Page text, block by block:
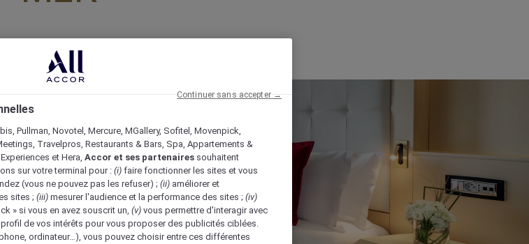
Pullman, Novotel, Mercure, MGallery, Sofitel, Movenpick,
Travelpros, Restaurants & Bars, Spa, Appartements &
et Hera, Accor et ses partenaires souhaitent
sur votre terminal pour : (i) faire fonctionner les sites et vous
(vous ne pouvez pas les refuser) ; (ii) améliorer et
sites ; (iii) mesurer l'audience et la performance des sites ; (iv)
» si vous en avez souscrit un, (v) vous permettre d'interagir avec
de vos intérêts pour vous proposer des publicités ciblées.
ordinateur…), vous pouvez choisir entre ces différentes
Continuer sans accepter →